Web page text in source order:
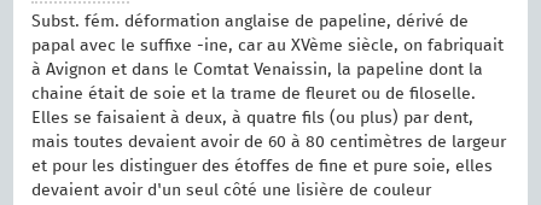
Subst. fém. déformation anglaise de papeline, dérivé de
papal avec le suffixe -ine, car au XVème siècle, on fabriquait
à Avignon et dans le Comtat Venaissin, la papeline dont la
chaine était de soie et la trame de fleuret ou de filoselle.
Elles se faisaient à deux, à quatre fils (ou plus) par dent,
mais toutes devaient avoir de 60 à 80 centimètres de largeur
et pour les distinguer des étoffes de fine et pure soie, elles
devaient avoir d'un seul côté une lisière de couleur